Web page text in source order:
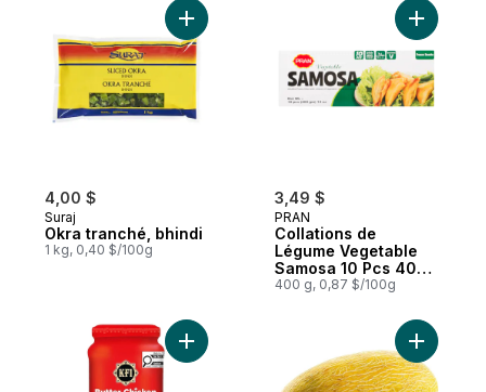
4,00 $
Suraj
Okra tranché, bhindi
1 kg, 0,40 $/100g
Ajouter Okra tranché, bhindi au panier
3,49 $
PRAN
Collations de
Légume Vegetable
Samosa 10 Pcs 400
g
400 g, 0,87 $/100g
Ajouter
Ajouter Poulet au Beurre Sauce deAjouter